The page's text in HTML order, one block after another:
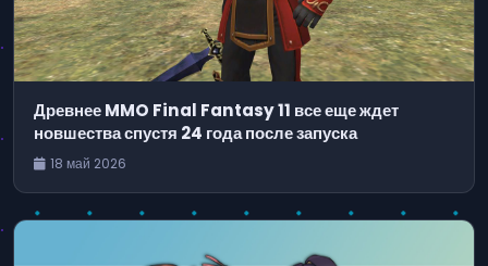
Древнее MMO Final Fantasy 11 все еще ждет
новшества спустя 24 года после запуска
18 май 2026